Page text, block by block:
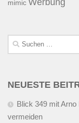
mimic
Suchen
nach:
NEUESTE
Blick 349 mit
vermeiden